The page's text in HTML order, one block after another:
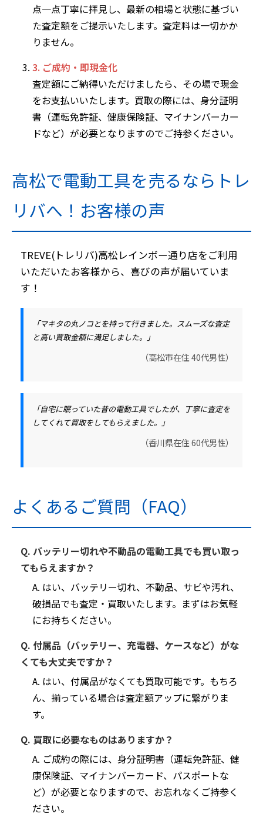
点一点丁寧に拝見し、最新の相場と状態に基づい
た査定額をご提示いたします。査定料は一切かか
りません。
3. ご成約・即現金化
査定額にご納得いただけましたら、その場で現金
をお支払いいたします。買取の際には、身分証明
書（運転免許証、健康保険証、マイナンバーカー
ドなど）が必要となりますのでご持参ください。
高松で電動工具を売るならトレ
リバへ！お客様の声
TREVE(トレリバ)高松レインボー通り店をご利用
いただいたお客様から、喜びの声が届いていま
す！
「マキタの丸ノコとを持って行きました。スムーズな査定
と高い買取金額に満足しました。」
（高松市在住 40代男性）
「自宅に眠っていた昔の電動工具でしたが、丁寧に査定を
してくれて買取をしてもらえました。」
（香川県在住 60代男性）
よくあるご質問（FAQ）
Q. バッテリー切れや不動品の電動工具でも買い取っ
てもらえますか？
A. はい、バッテリー切れ、不動品、サビや汚れ、
破損品でも査定・買取いたします。まずはお気軽
にお持ちください。
Q. 付属品（バッテリー、充電器、ケースなど）がな
くても大丈夫ですか？
A. はい、付属品がなくても買取可能です。もちろ
ん、揃っている場合は査定額アップに繋がりま
す。
Q. 買取に必要なものはありますか？
A. ご成約の際には、身分証明書（運転免許証、健
康保険証、マイナンバーカード、パスポートな
ど）が必要となりますので、お忘れなくご持参く
ださい。